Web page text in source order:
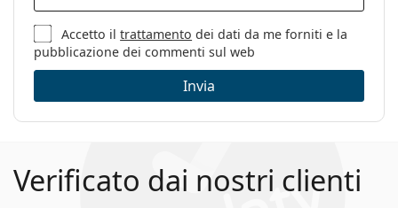
Accetto iltrattamento dei dati da me forniti e la
pubblicazione dei commenti sul web
Invia
Verificato dai nostri clienti